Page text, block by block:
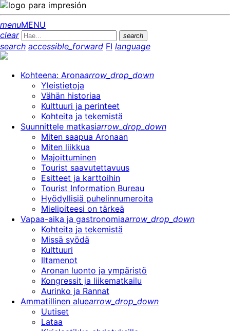
menuMENU
clear
search
search accessible_forward FI language
Kohteena: Aronaarrow_drop_down
Yleistietoja
Vähän historiaa
Kulttuuri ja perinteet
Kohteita ja tekemistä
Suunnittele matkasiarrow_drop_down
Miten saapua Aronaan
Miten liikkua
Majoittuminen
Tourist saavutettavuus
Esitteet ja karttoihin
Tourist Information Bureau
Hyödyllisiä puhelinnumeroita
Mielipiteesi on tärkeä
Vapaa-aika ja gastronomiaarrow_drop_down
Kohteita ja tekemistä
Missä syödä
Kulttuuri
Iltamenot
Aronan luonto ja ympäristö
Kongressit ja liikematkailu
Aurinko ja Rannat
Ammatillinen aluearrow_drop_down
Uutiset
Lataa